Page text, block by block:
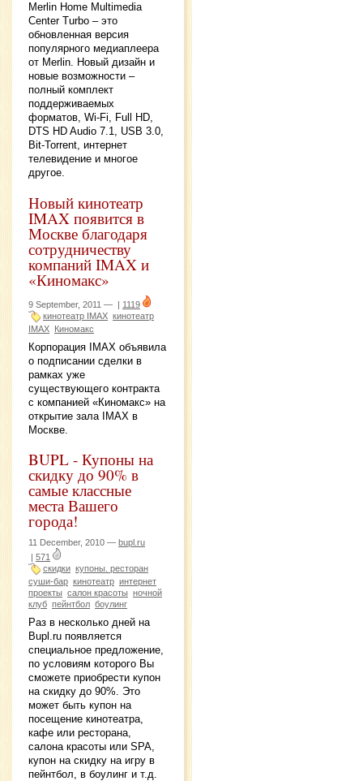
Merlin Home Multimedia
Center Turbo – это
обновленная версия
популярного медиаплеера
от Merlin. Новый дизайн и
новые возможности –
полный комплект
поддерживаемых
форматов, Wi-Fi, Full HD,
DTS HD Audio 7.1, USB 3.0,
Bit-Torrent, интернет
телевидение и многое
другое.
Новый кинотеатр
IMAX появится в
Москве благодаря
сотрудничеству
компаний IMAX и
«Киномакс»
9 September, 2011 — | 1119
кинотеатр IMAX кинотеатр
IMAX Киномакс
Корпорация IMAX объявила
о подписании сделки в
рамках уже
существующего контракта
с компанией «Киномакс» на
открытие зала IMAX в
Москве.
BUPL - Купоны на
скидку до 90% в
самые классные
места Вашего
города!
11 December, 2010 — bupl.ru
571
скидки купоны. ресторан
суши-бар кинотеатр интернет
проекты салон красоты ночной
клуб пейнтбол боулинг
Раз в несколько дней на
Bupl.ru появляется
специальное предложение,
по условиям которого Вы
сможете приобрести купон
на скидку до 90%. Это
может быть купон на
посещение кинотеатра,
кафе или ресторана,
салона красоты или SPA,
купон на скидку на игру в
пейнтбол, в боулинг и т.д.